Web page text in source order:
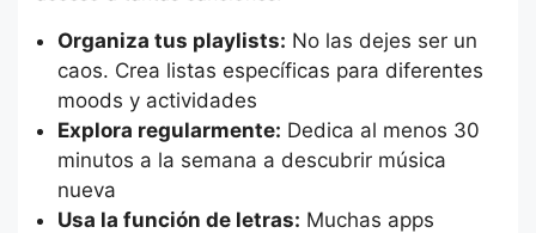
Organiza tus playlists: No las dejes ser un
caos. Crea listas específicas para diferentes
moods y actividades
Explora regularmente: Dedica al menos 30
minutos a la semana a descubrir música
nueva
Usa la función de letras: Muchas apps